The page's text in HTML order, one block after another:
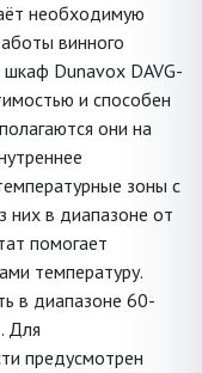
необходимую
винного
Dunavox DAVG-
и способен
они на
зоны с
них в диапазоне от
помогает
температуру.
в диапазоне 60-
Для
предусмотрен